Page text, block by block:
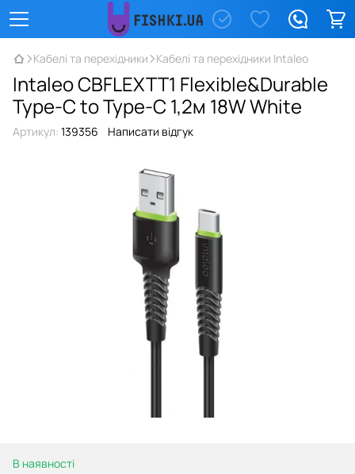
Кабелі та перехідники Кабелі та перехідники Intaleo
Intaleo CBFLEXTT1 Flexible&Durable
Type-C to Type-C 1,2м 18W White
Артикул: 139356 Написати відгук
В наявності